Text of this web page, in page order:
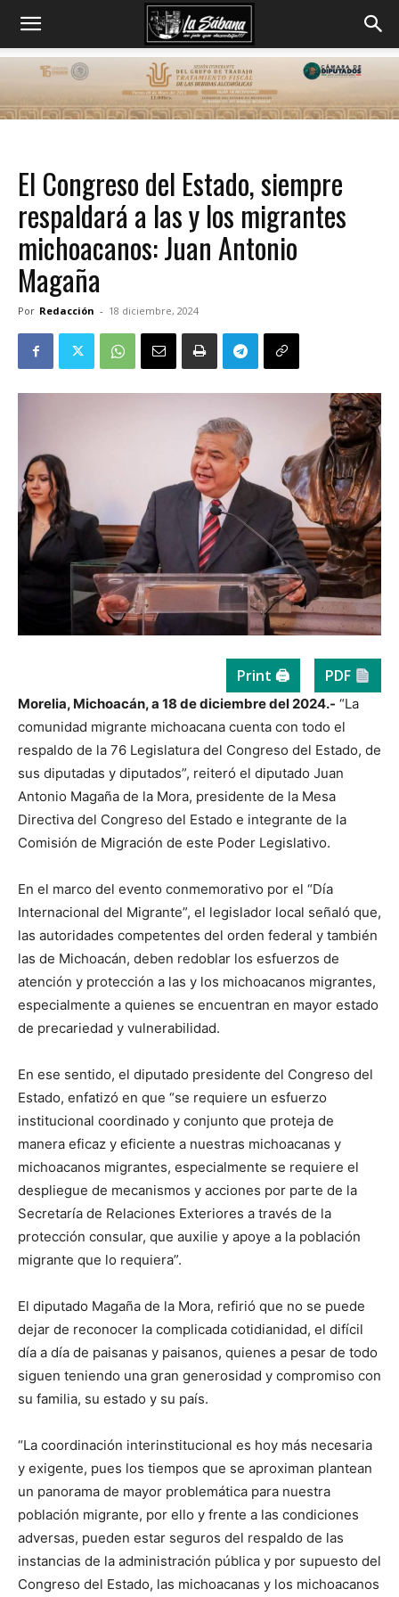
El Congreso del Estado, siempre
respaldará a las y los migrantes
michoacanos: Juan Antonio
Magaña
Por Redacción - 18 diciembre, 2024
Print 🖨 PDF
Morelia, Michoacán, a 18 de diciembre del 2024.- “La
comunidad migrante michoacana cuenta con todo el
respaldo de la 76 Legislatura del Congreso del Estado, de
sus diputadas y diputados”, reiteró el diputado Juan
Antonio Magaña de la Mora, presidente de la Mesa
Directiva del Congreso del Estado e integrante de la
Comisión de Migración de este Poder Legislativo.
En el marco del evento conmemorativo por el “Día
Internacional del Migrante”, el legislador local señaló que,
las autoridades competentes del orden federal y también
las de Michoacán, deben redoblar los esfuerzos de
atención y protección a las y los michoacanos migrantes,
especialmente a quienes se encuentran en mayor estado
de precariedad y vulnerabilidad.
En ese sentido, el diputado presidente del Congreso del
Estado, enfatizó en que “se requiere un esfuerzo
institucional coordinado y conjunto que proteja de
manera eficaz y eficiente a nuestras michoacanas y
michoacanos migrantes, especialmente se requiere el
despliegue de mecanismos y acciones por parte de la
Secretaría de Relaciones Exteriores a través de la
protección consular, que auxilie y apoye a la población
migrante que lo requiera”.
El diputado Magaña de la Mora, refirió que no se puede
dejar de reconocer la complicada cotidianidad, el difícil
día a día de paisanas y paisanos, quienes a pesar de todo
siguen teniendo una gran generosidad y compromiso con
su familia, su estado y su país.
“La coordinación interinstitucional es hoy más necesaria
y exigente, pues los tiempos que se aproximan plantean
un panorama de mayor problemática para nuestra
población migrante, por ello y frente a las condiciones
adversas, pueden estar seguros del respaldo de las
instancias de la administración pública y por supuesto del
Congreso del Estado, las michoacanas y los michoacanos